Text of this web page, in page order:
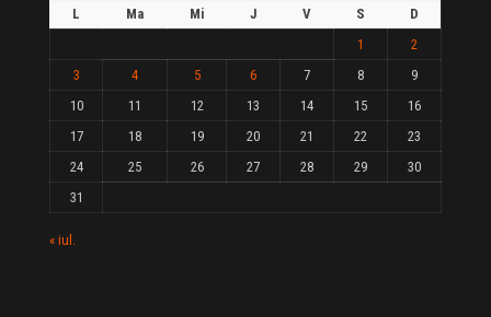
L Ma Mi J V S
D
1
2
3
4 5 6 7 8
9
10
11 12 13 14 15
16
17
18 19 20 21 22
23
24
25 26 27 28 29
30
31
« iul.